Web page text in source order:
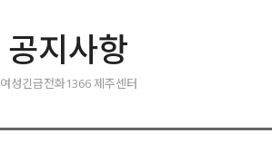
공지사항
여성긴급전화1366 제주센터